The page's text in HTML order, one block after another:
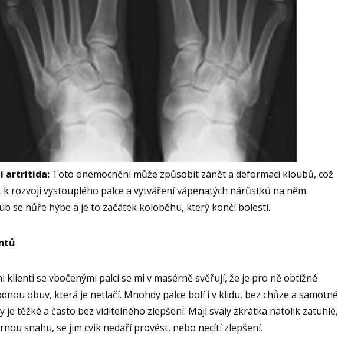
artritida: Toto onemocnění může způsobit zánět a deformaci kloubů, což
rozvoji vystouplého palce a vytváření vápenatých nárůstků na něm.
se hůře hýbe a je to začátek koloběhu, který končí bolestí.
klienti se vbočenými palci se mi v masérně svěřují, že je pro ně obtížné
obuv, která je netlačí. Mnohdy palce bolí i v klidu, bez chůze a samotné
je těžké a často bez viditelného zlepšení. Mají svaly zkrátka natolik zatuhlé,
snahu, se jim cvik nedaří provést, nebo necítí zlepšení.